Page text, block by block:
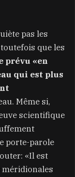
pas les
que les
prévu «en
qui est plus
Même si,
scientifique
porte-parole
«Il est
méridionales